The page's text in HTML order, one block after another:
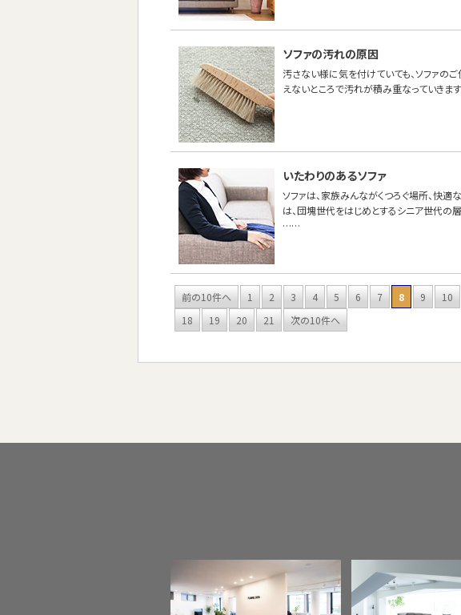
ソファの汚れの原因
汚さない様に気を付けていても、ソファの
えないところで汚れが積み重なっていきま
いたわりのあるソファ
ソファは、家族みんながくつろぐ場所、快
は、団塊世代をはじめとするシニア世代の
……
前の10件へ 1 2 3 4 5 6 7 8 9 10
18
19 20 21 次の10件へ